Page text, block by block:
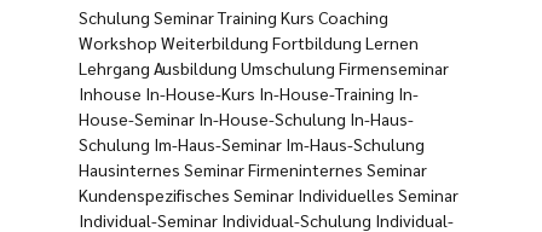
Schulung Seminar Training Kurs Coaching
Workshop Weiterbildung Fortbildung Lernen
Lehrgang Ausbildung Umschulung Firmenseminar
Inhouse In-House-Kurs In-House-Training In-
House-Seminar In-House-Schulung In-Haus-
Schulung Im-Haus-Seminar Im-Haus-Schulung
Hausinternes Seminar Firmeninternes Seminar
Kundenspezifisches Seminar Individuelles Seminar
Individual-Seminar Individual-Schulung Individual-